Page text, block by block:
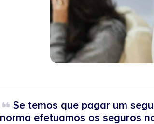
Se temos que pagar um
norma efetuamos os seguros